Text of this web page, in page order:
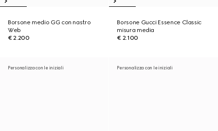
Borsone medio GG con nastro
Web
€ 2.200
Borsone Gucci Essence Classic
misura media
€ 2.100
Personalizza con le iniziali Personalizza con le iniziali